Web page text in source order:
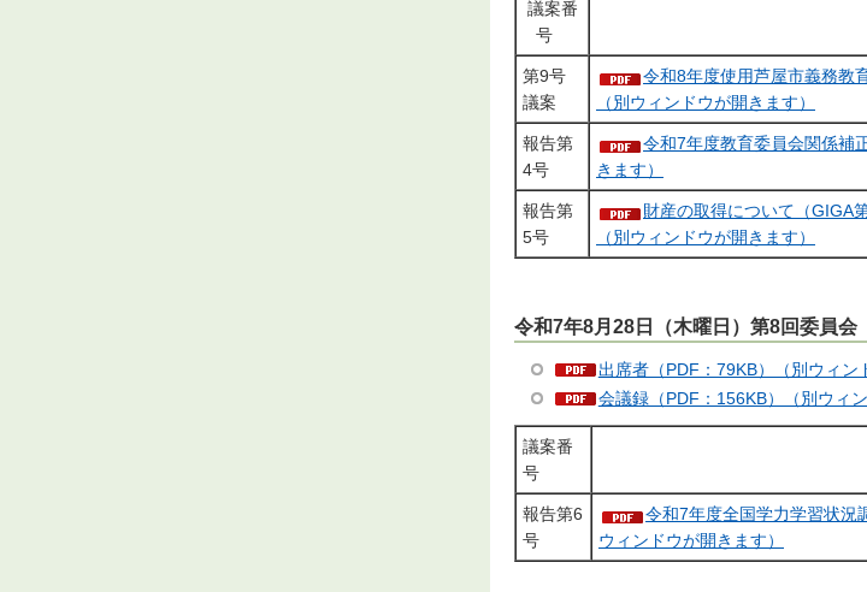
議案番
号
第9号
議案
令和8年度使用芦屋市義務教
（別ウィンドウが開きます）
報告第
4号
令和7年度教育委員会関係補
きます）
報告第
5号
財産の取得について（GIGA
（別ウィンドウが開きます）
令和7年8月28日（木曜日）第8回委員会
出席者（PDF：79KB）（別ウィン
会議録（PDF：156KB）（別ウィ
議案番
号
報告第6
号
令和7年度全国学力学習状況
ウィンドウが開きます）